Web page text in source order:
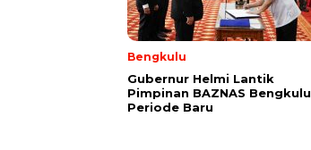
Bengkulu
Gubernur Helmi Lantik
Pimpinan BAZNAS Bengkulu
Periode Baru